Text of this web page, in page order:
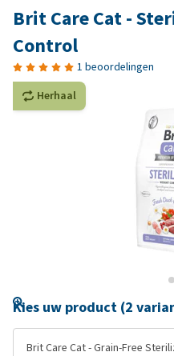
Brit Care Cat -
Control
1 beoordelingen
Herhaal
Kies uw product (2
Brit Care Cat - Grain-Free